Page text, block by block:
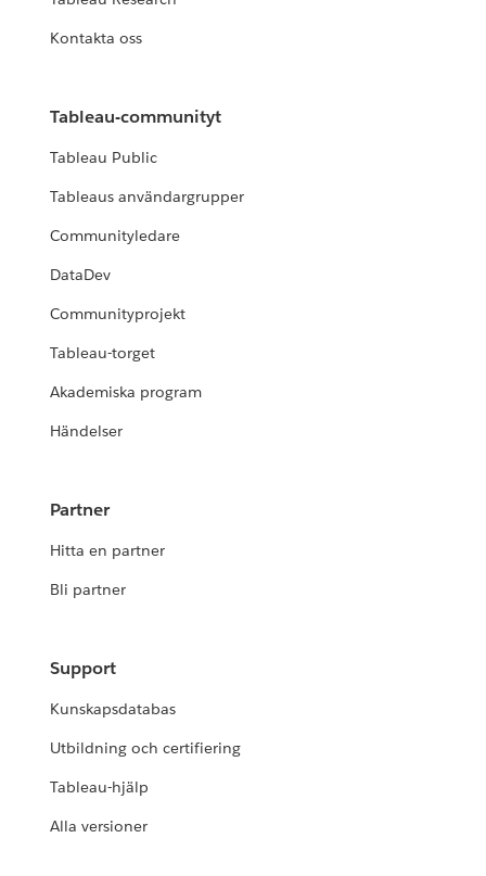
Kontakta oss
Tableau-communityt
Tableau Public
Tableaus användargrupper
Communityledare
DataDev
Communityprojekt
Tableau-torget
Akademiska program
Händelser
Partner
Hitta en partner
Bli partner
Support
Kunskapsdatabas
Utbildning och certifiering
Tableau-hjälp
Alla versioner